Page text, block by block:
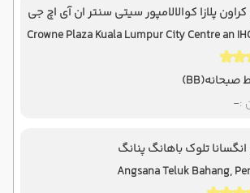
پلازا کوالالامپور سیتی سنتر ان آی اچ جی
Crowne Plaza Kuala Lumpur City Centre an
صبحانه(BB)
:
-
تلوک باهانگ پنانگ
Angsana Teluk Bahang,